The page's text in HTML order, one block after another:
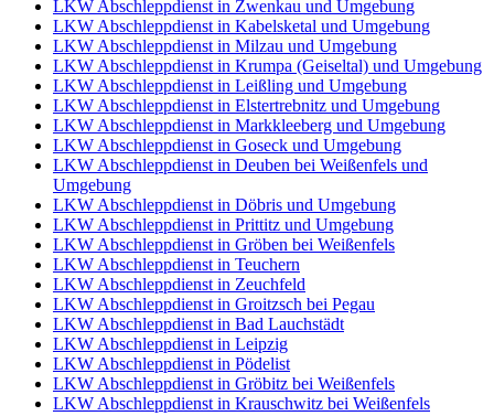
LKW Abschleppdienst in Zwenkau und Umgebung
LKW Abschleppdienst in Kabelsketal und Umgebung
LKW Abschleppdienst in Milzau und Umgebung
LKW Abschleppdienst in Krumpa (Geiseltal) und Umgebung
LKW Abschleppdienst in Leißling und Umgebung
LKW Abschleppdienst in Elstertrebnitz und Umgebung
LKW Abschleppdienst in Markkleeberg und Umgebung
LKW Abschleppdienst in Goseck und Umgebung
LKW Abschleppdienst in Deuben bei Weißenfels und
Umgebung
LKW Abschleppdienst in Döbris und Umgebung
LKW Abschleppdienst in Prittitz und Umgebung
LKW Abschleppdienst in Gröben bei Weißenfels
LKW Abschleppdienst in Teuchern
LKW Abschleppdienst in Zeuchfeld
LKW Abschleppdienst in Groitzsch bei Pegau
LKW Abschleppdienst in Bad Lauchstädt
LKW Abschleppdienst in Leipzig
LKW Abschleppdienst in Pödelist
LKW Abschleppdienst in Gröbitz bei Weißenfels
LKW Abschleppdienst in Krauschwitz bei Weißenfels